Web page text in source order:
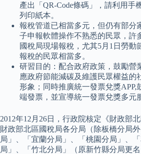
產出「QR-Code條碼」，請利用手
列印紙本。
報稅管道已相當多元，但仍有部分
子申報軟體操作不熟悉的民眾，許
國稅局現場報稅，尤其5月1日勞動
報稅的民眾相當多。
研習目的：配合政府政策，鼓勵營
應政府節能減碳及維護民眾權益的
形象；同時推廣統一發票兌獎APP,
端發票，並宣導統一發票兌獎多元
2012年12月26日，行政院核定《財政部
財政部北區國稅局各分局（除板橋分局
局」、「宜蘭分局」、「桃園分局」、
局」、「竹北分局」（原新竹縣分局更